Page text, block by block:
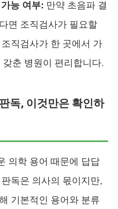
능 여부: 만약 초음파 결
면 조직검사가 필요할
직검사가 한 곳에서 가
갖춘 병원이 편리합니다.
독, 이것만은 확인하
의학 용어 때문에 답답
독은 의사의 몫이지만,
기본적인 용어와 분류